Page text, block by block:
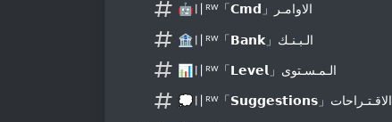
🤖〢ᴿᵂ「𝗖𝗺𝗱」الاوامـر
🏦〢ᴿᵂ「𝗕𝗮𝗻𝗸」الـبـنـك
📊〢ᴿᵂ「𝗟𝗲𝘃𝗲𝗹」الـمـسـتوى
💭〢ᴿᵂ「𝗦𝘂𝗴𝗴𝗲𝘀𝘁𝗶𝗼𝗻𝘀」الاقـتـراحات